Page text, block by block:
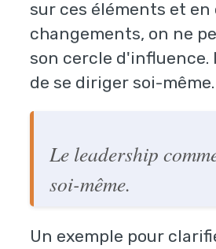
sur ces éléments et en
changements, on ne
son cercle d'influence.
de se diriger soi-même.
Le leadership
soi-même.
Un exemple pour